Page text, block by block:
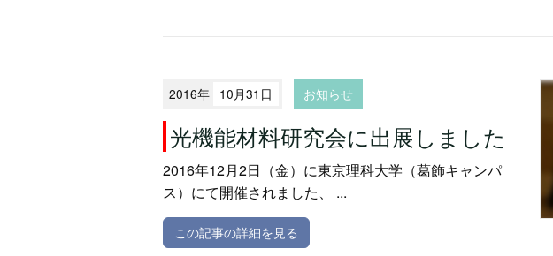
2016年 10月31日 お知らせ
光機能材料研究会に出展しました
2016年12月2日（金）に東京理科大学（葛飾キャンパ
ス）にて開催されました、 ...
この記事の詳細を見る